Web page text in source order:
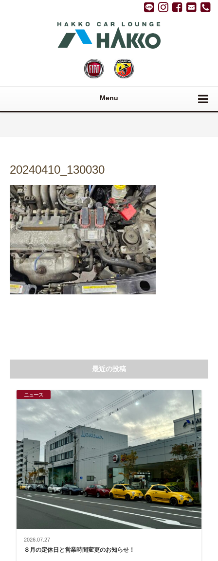
Menu
20240410_130030
最近の投稿
ニュース
2026.07.27
８月の定休日と営業時間変更のお知らせ！